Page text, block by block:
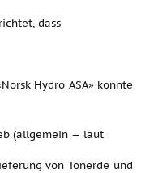
dass
Hydro ASA» konnte
(allgemein — laut
von Tonerde und